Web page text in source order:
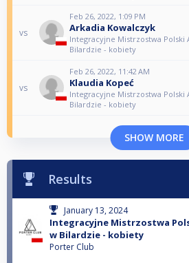
vs
Feb 26, 2022, 1:09 PM
Arkadia Kowalczyk
Integracyjne Mistrzostwa Polski
Bilardzie - kobiety
vs
Feb 26, 2022, 11:42 AM
Klaudia Kopeć
Integracyjne Mistrzostwa Polski
Bilardzie - kobiety
SHOW MORE
Results
January 13, 2024
Integracyjne Mistrzostwa
w Bilardzie - kobiety
Porter Club